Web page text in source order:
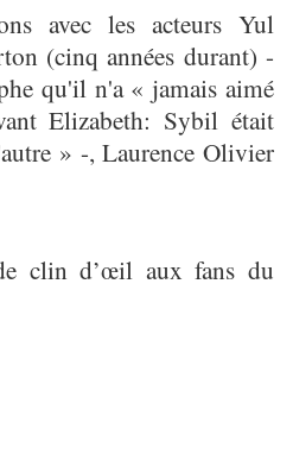
avec les acteurs Yul
(cinq années durant) -
qu'il n'a « jamais aimé
Elizabeth: Sybil était
» -, Laurence Olivier
clin d’œil aux fans du